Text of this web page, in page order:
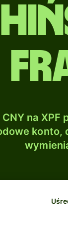
na
konto,